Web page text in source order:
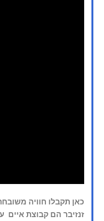
כאן תקבלו חוויה
זנזיבר הם קבוצת איים